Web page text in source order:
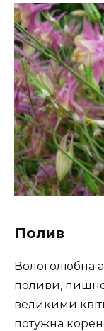
Полив
Вологолюбна
поливи,
великими
потужна